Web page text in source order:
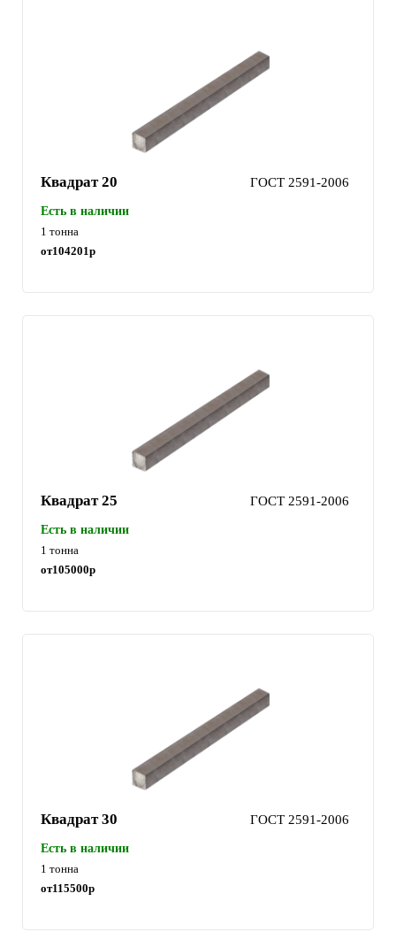
Квадрат 20 ГОСТ 2591-2006
Есть в наличии
1 тонна
от104201р
Квадрат 25 ГОСТ 2591-2006
Есть в наличии
1 тонна
от105000р
Квадрат 30 ГОСТ 2591-2006
Есть в наличии
1 тонна
от115500р